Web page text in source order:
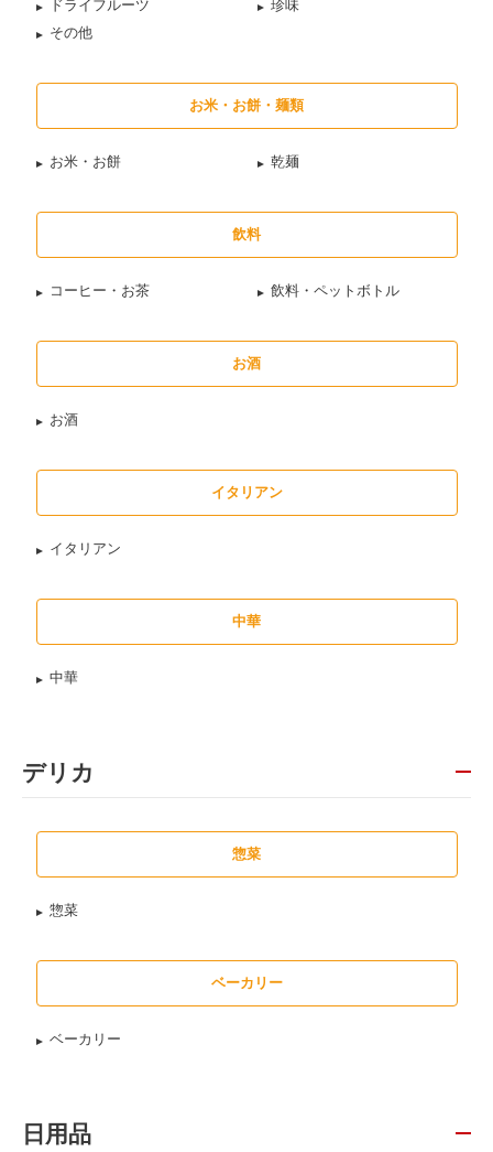
ドライフルーツ
珍味
その他
お米・お餅・麺類
お米・お餅 乾麺
飲料
コーヒー・お茶 飲料・ペットボトル
お酒
お酒
イタリアン
イタリアン
中華
中華
デリカ
惣菜
惣菜
ベーカリー
ベーカリー
日用品